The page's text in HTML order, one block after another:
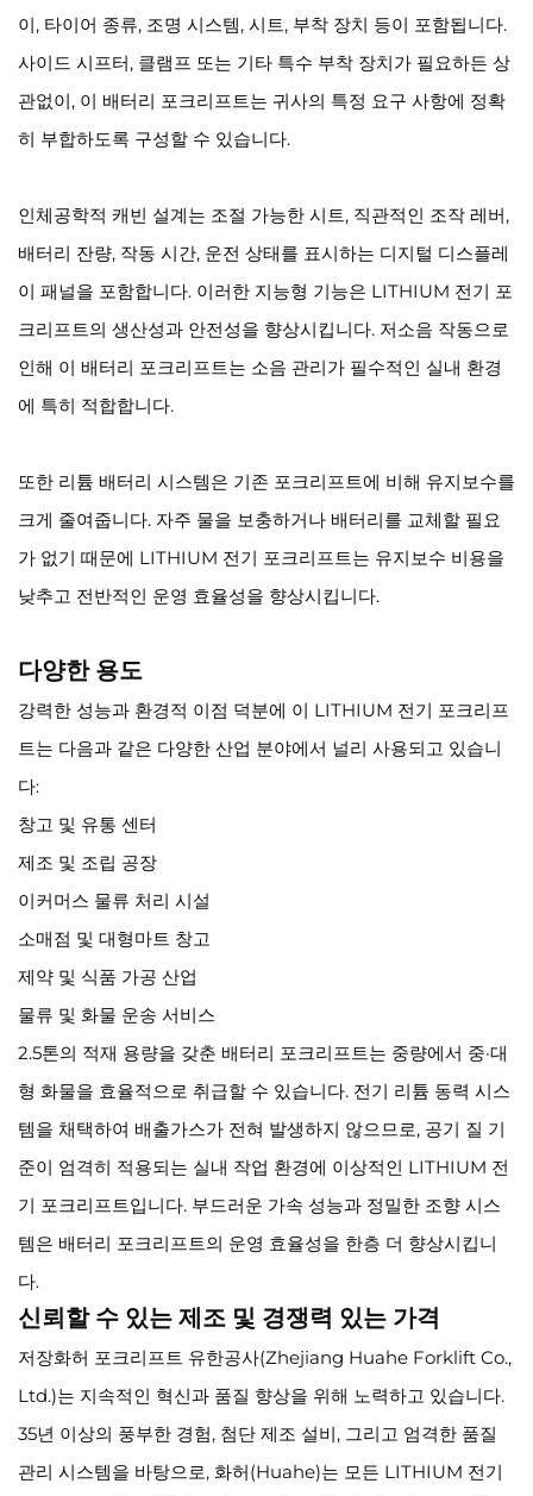
이, 타이어 종류, 조명 시스템, 시트, 부착 장치 등이 포함됩니다.
사이드 시프터, 클램프 또는 기타 특수 부착 장치가 필요하든 상
관없이, 이 배터리 포크리프트는 귀사의 특정 요구 사항에 정확
히 부합하도록 구성할 수 있습니다.
인체공학적 캐빈 설계는 조절 가능한 시트, 직관적인 조작 레버,
배터리 잔량, 작동 시간, 운전 상태를 표시하는 디지털 디스플레
이 패널을 포함합니다. 이러한 지능형 기능은 LITHIUM 전기 포
크리프트의 생산성과 안전성을 향상시킵니다. 저소음 작동으로
인해 이 배터리 포크리프트는 소음 관리가 필수적인 실내 환경
에 특히 적합합니다.
또한 리튬 배터리 시스템은 기존 포크리프트에 비해 유지보수를
크게 줄여줍니다. 자주 물을 보충하거나 배터리를 교체할 필요
가 없기 때문에 LITHIUM 전기 포크리프트는 유지보수 비용을
낮추고 전반적인 운영 효율성을 향상시킵니다.
다양한 용도
강력한 성능과 환경적 이점 덕분에 이 LITHIUM 전기 포크리프
트는 다음과 같은 다양한 산업 분야에서 널리 사용되고 있습니
다:
창고 및 유통 센터
제조 및 조립 공장
이커머스 물류 처리 시설
소매점 및 대형마트 창고
제약 및 식품 가공 산업
물류 및 화물 운송 서비스
2.5톤의 적재 용량을 갖춘 배터리 포크리프트는 중량에서 중·대
형 화물을 효율적으로 취급할 수 있습니다. 전기 리튬 동력 시스
템을 채택하여 배출가스가 전혀 발생하지 않으므로, 공기 질 기
준이 엄격히 적용되는 실내 작업 환경에 이상적인 LITHIUM 전
기 포크리프트입니다. 부드러운 가속 성능과 정밀한 조향 시스
템은 배터리 포크리프트의 운영 효율성을 한층 더 향상시킵니
다.
신뢰할 수 있는 제조 및 경쟁력 있는 가격
저장화허 포크리프트 유한공사(Zhejiang Huahe Forklift Co.,
Ltd.)는 지속적인 혁신과 품질 향상을 위해 노력하고 있습니다.
35년 이상의 풍부한 경험, 첨단 제조 설비, 그리고 엄격한 품질
관리 시스템을 바탕으로, 화허(Huahe)는 모든 LITHIUM 전기